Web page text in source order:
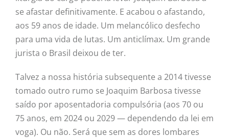
se afastar definitivamente. E acabou o afastando,
aos 59 anos de idade. Um melancólico desfecho
para uma vida de lutas. Um anticlímax. Um grande
jurista o Brasil deixou de ter.
Talvez a nossa história subsequente a 2014 tivesse
tomado outro rumo se Joaquim Barbosa tivesse
saído por aposentadoria compulsória (aos 70 ou
75 anos, em 2024 ou 2029 — dependendo da lei em
voga). Ou não. Será que sem as dores lombares